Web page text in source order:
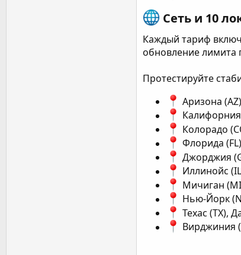
Сеть и 10
Каждый тариф
обновление лимита
Протестируйте
Аризона
Колорадо
Флорида
Джорджия
Иллинойс
Мичиган
Нью-Йорк
Техас (TX),
Вирджиния